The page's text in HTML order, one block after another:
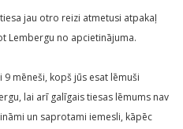
jau otro reizi atmetusi atpakaļ
Lembergu no apcietinājuma.
mēneši, kopš jūs esat lēmuši
lai arī galīgais tiesas lēmums nav
un saprotami iemesli, kāpēc